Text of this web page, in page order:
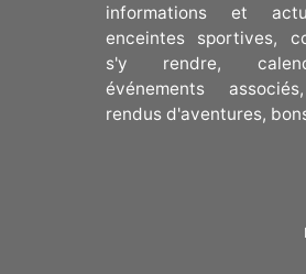
informations et
enceintes sportives,
s'y rendre,
événements
rendus d'aventures,